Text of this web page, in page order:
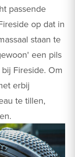
passende
op dat in
staan te
een pils
Fireside. Om
erbij
te tillen,